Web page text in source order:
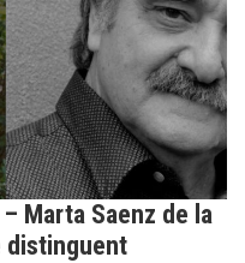
Marta Saenz de la
distinguent